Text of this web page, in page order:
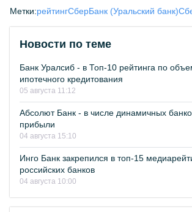
Метки:рейтингСберБанк (Уральский банк)
Новости по теме
Банк Уралсиб - в Топ-10 рейтинга по
ипотечного кредитования
05 августа 11:12
Абсолют Банк - в числе динамичных
прибыли
04 августа 15:10
Инго Банк закрепился в топ-15
российских банков
04 августа 10:00